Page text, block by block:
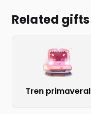
Related gifts
Tren primaveral